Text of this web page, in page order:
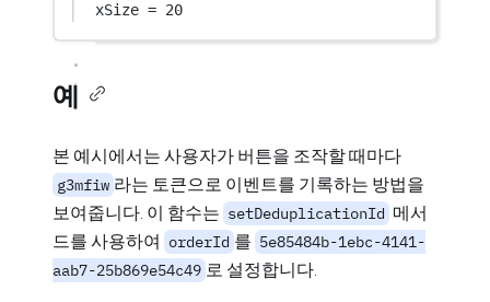
xSize = 20
예
본 예시에서는 사용자가 버튼을 조작할 때마다
g3mfiw 라는 토큰으로 이벤트를 기록하는 방법을
보여줍니다. 이 함수는 setDeduplicationId 메서
드를 사용하여 orderId 를 5e85484b-1ebc-4141-
aab7-25b869e54c49 로 설정합니다.